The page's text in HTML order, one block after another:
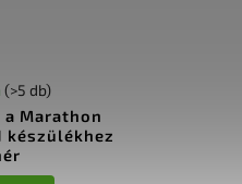
Marathon
készülékhez
(>5 db)